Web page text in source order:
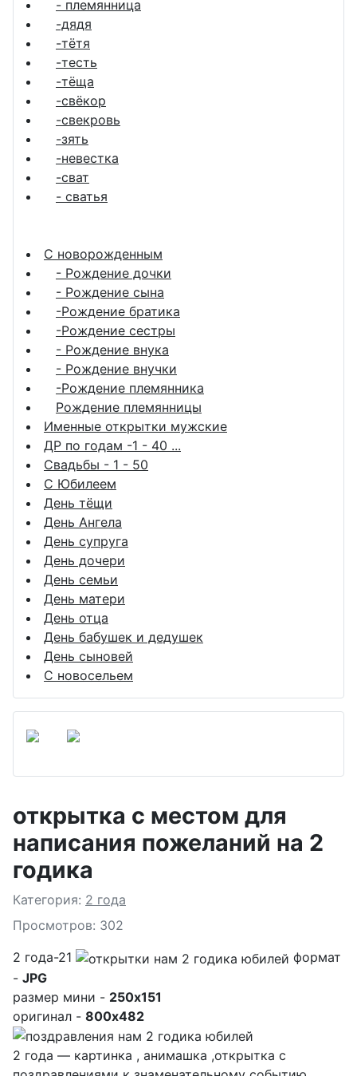
- племянница
-дядя
-тётя
-тесть
-тёща
-свёкор
-свекровь
-зять
-невестка
-сват
- сватья
С новорожденным
- Рождение дочки
- Рождение сына
-Рождение братика
-Рождение сестры
- Рождение внука
- Рождение внучки
-Рождение племянника
Рождение племянницы
Именные открытки мужские
ДР по годам -1 - 40 ...
Свадьбы - 1 - 50
С Юбилеем
День тёщи
День Ангела
День супруга
День дочери
День семьи
День матери
День отца
День бабушек и дедушек
День сыновей
С новосельем
открытка с местом для
написания пожеланий на 2
годика
Подробности
Категория: 2 года
Просмотров: 302
2 года-21
формат
- JPG
размер мини - 250x151
оригинал - 800x482
2 года — картинка , анимашка ,открытка с